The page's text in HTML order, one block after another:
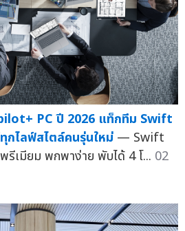
PC ปี 2026 แท็กทีม Swift
กไลฟ์สไตล์คนรุ่นใหม่ — Swift
เมียม พกพาง่าย พับได้ 4 โ... 02